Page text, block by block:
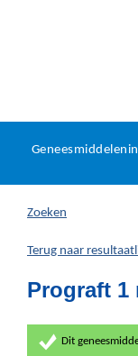
U
hier:
Zoeken
Terug naar
Prograft 1
Dit